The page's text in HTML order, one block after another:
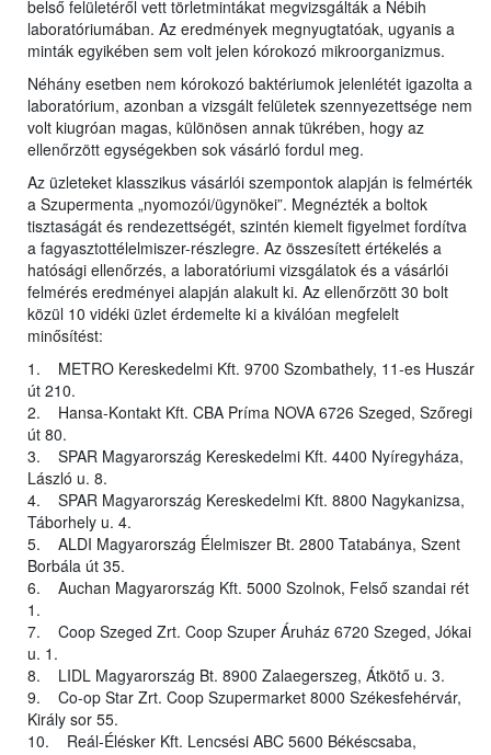
belső felületéről vett törletmintákat megvizsgálták a Nébih
laboratóriumában. Az eredmények megnyugtatóak, ugyanis a
minták egyikében sem volt jelen kórokozó mikroorganizmus.
Néhány esetben nem kórokozó baktériumok jelenlétét igazolta a
laboratórium, azonban a vizsgált felületek szennyezettsége nem
volt kiugróan magas, különösen annak tükrében, hogy az
ellenőrzött egységekben sok vásárló fordul meg.
Az üzleteket klasszikus vásárlói szempontok alapján is felmérték
a Szupermenta „nyomozói/ügynökei”. Megnézték a boltok
tisztaságát és rendezettségét, szintén kiemelt figyelmet fordítva
a fagyasztottélelmiszer-részlegre. Az összesített értékelés a
hatósági ellenőrzés, a laboratóriumi vizsgálatok és a vásárlói
felmérés eredményei alapján alakult ki. Az ellenőrzött 30 bolt
közül 10 vidéki üzlet érdemelte ki a kiválóan megfelelt
minősítést:
1. METRO Kereskedelmi Kft. 9700 Szombathely, 11-es Huszár
út 210.
2. Hansa-Kontakt Kft. CBA Príma NOVA 6726 Szeged, Szőregi
út 80.
3. SPAR Magyarország Kereskedelmi Kft. 4400 Nyíregyháza,
László u. 8.
4. SPAR Magyarország Kereskedelmi Kft. 8800 Nagykanizsa,
Táborhely u. 4.
5. ALDI Magyarország Élelmiszer Bt. 2800 Tatabánya, Szent
Borbála út 35.
6. Auchan Magyarország Kft. 5000 Szolnok, Felső szandai rét
1.
7. Coop Szeged Zrt. Coop Szuper Áruház 6720 Szeged, Jókai
u. 1.
8. LIDL Magyarország Bt. 8900 Zalaegerszeg, Átkötő u. 3.
9. Co-op Star Zrt. Coop Szupermarket 8000 Székesfehérvár,
Király sor 55.
10. Reál-Élésker Kft. Lencsési ABC 5600 Békéscsaba,